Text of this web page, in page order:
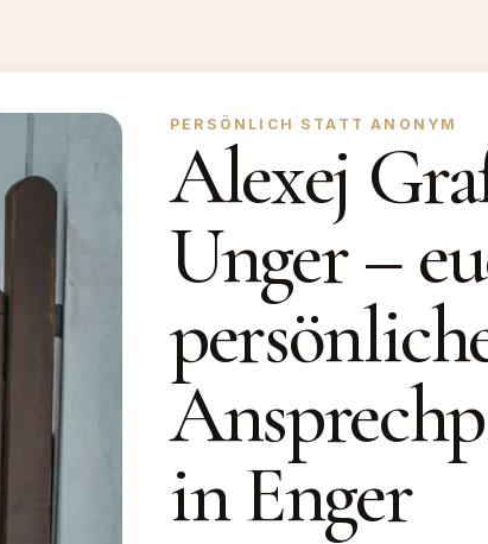
PERSÖNLICH STATT ANONYM
Alexej
Unger –
in Enger